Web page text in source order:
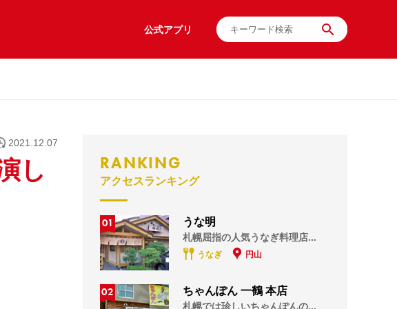
公式アプリ
し
2021.12.07
RANKING
アクセスランキング
01 うな明
札幌屈指の人気うなぎ料理店...
うなぎ 円山
02 ちゃんぽん 一鶴 本店
札幌では珍しいちゃんぽんの...